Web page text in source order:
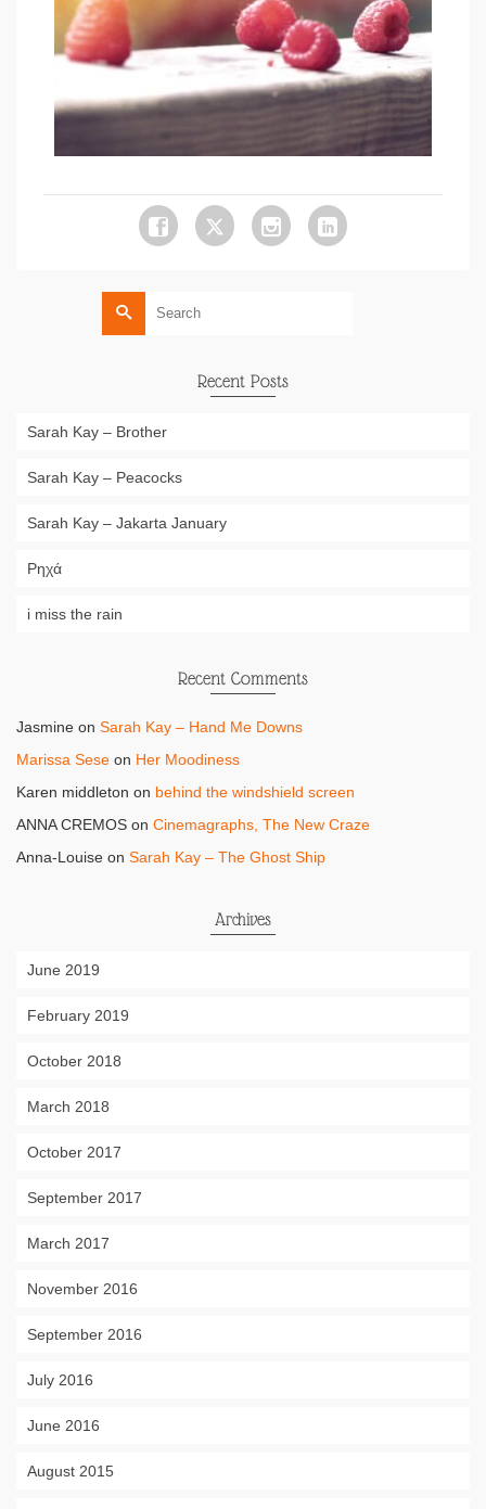
Search
Recent Posts
Sarah Kay – Brother
Sarah Kay – Peacocks
Sarah Kay – Jakarta January
Ρηχά
i miss the rain
Recent Comments
Jasmine on Sarah Kay – Hand Me Downs
Marissa Sese on Her Moodiness
Karen middleton on behind the windshield screen
ANNA CREMOS on Cinemagraphs, The New Craze
Anna-Louise on Sarah Kay – The Ghost Ship
Archives
June 2019
February 2019
October 2018
March 2018
October 2017
September 2017
March 2017
November 2016
September 2016
July 2016
June 2016
August 2015